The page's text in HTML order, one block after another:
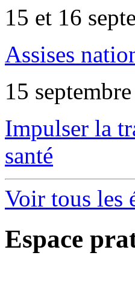
15 et 16
Assises
15
Impulser la
santé
Voir tous les
Espace